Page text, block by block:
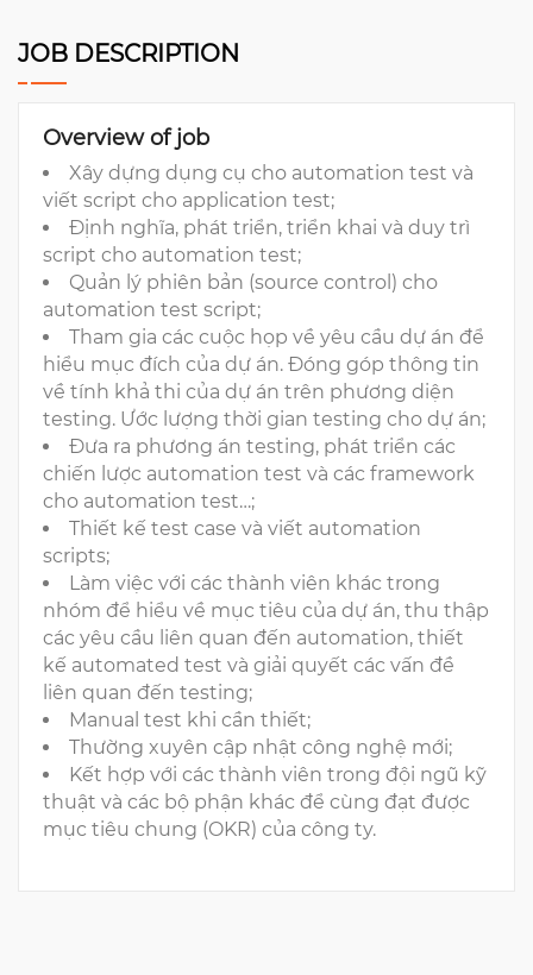
JOB DESCRIPTION
Overview of job
Xây dựng dụng cụ cho automation test và
viết script cho application test;
Định nghĩa, phát triển, triển khai và duy trì
script cho automation test;
Quản lý phiên bản (source control) cho
automation test script;
Tham gia các cuộc họp về yêu cầu dự án để
hiểu mục đích của dự án. Đóng góp thông tin
về tính khả thi của dự án trên phương diện
testing. Ước lượng thời gian testing cho dự án;
Đưa ra phương án testing, phát triển các
chiến lược automation test và các framework
cho automation test…;
Thiết kế test case và viết automation
scripts;
Làm việc với các thành viên khác trong
nhóm để hiểu về mục tiêu của dự án, thu thập
các yêu cầu liên quan đến automation, thiết
kế automated test và giải quyết các vấn đề
liên quan đến testing;
Manual test khi cần thiết;
Thường xuyên cập nhật công nghệ mới;
Kết hợp với các thành viên trong đội ngũ kỹ
thuật và các bộ phận khác để cùng đạt được
mục tiêu chung (OKR) của công ty.